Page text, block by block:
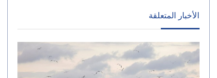
الأخبار المتعلقة